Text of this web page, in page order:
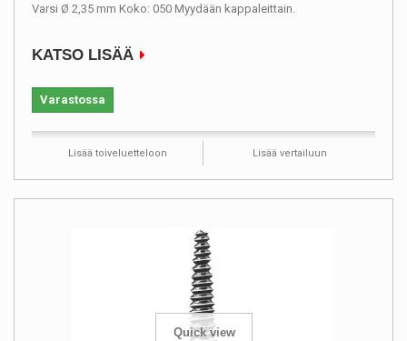
Varsi Ø 2,35 mm Koko: 050 Myydään kappaleittain.
KATSO LISÄÄ
Varastossa
Lisää toiveluetteloon Lisää vertailuun
Quick view